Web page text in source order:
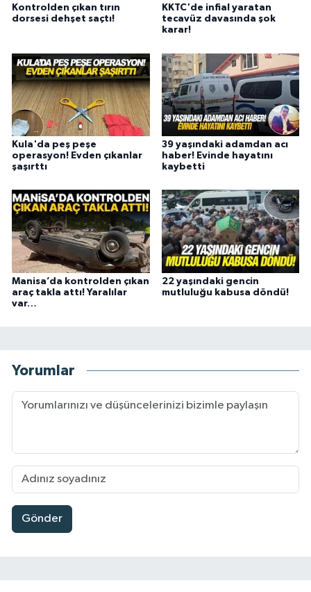
Kontrolden çıkan tırın
dorsesi dehşet saçtı!
KKTC'de infial yaratan
tecavüz davasında şok
karar!
Kula'da peş peşe
operasyon! Evden çıkanlar
şaşırttı
39 yaşındaki adamdan acı
haber! Evinde hayatını
kaybetti
Manisa’da kontrolden çıkan
araç takla attı! Yaralılar
var…
22 yaşındaki gencin
mutluluğu kabusa döndü!
Yorumlar
Gönder